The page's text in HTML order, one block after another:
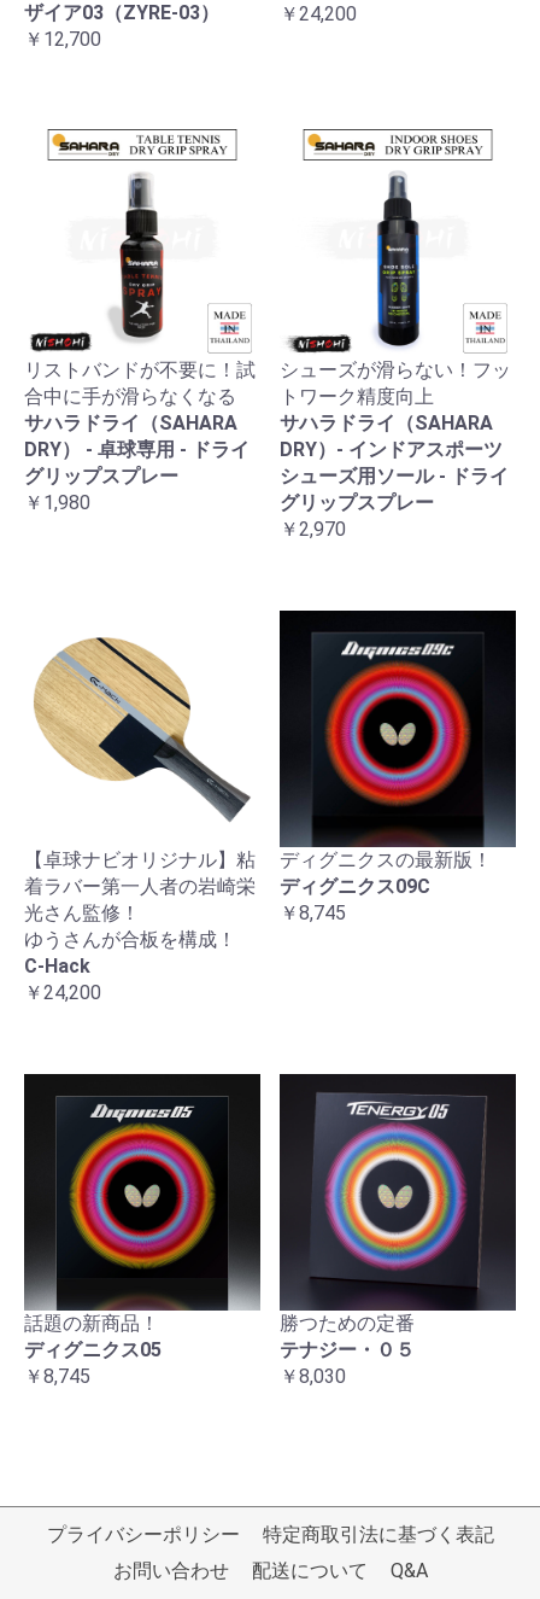
お買い物を続ける カートへ進む
ザイア03（ZYRE-03）
￥12,700
￥24,200
リストバンドが不要に！試
合中に手が滑らなくなる
サハラドライ（SAHARA
DRY） - 卓球専用 - ドライ
グリップスプレー
￥1,980
シューズが滑らない！フッ
トワーク精度向上
サハラドライ（SAHARA
DRY）- インドアスポーツ
シューズ用ソール - ドライ
グリップスプレー
￥2,970
【卓球ナビオリジナル】粘
着ラバー第一人者の岩崎栄
光さん監修！
ゆうさんが合板を構成！
C-Hack
￥24,200
ディグニクスの最新版！
ディグニクス09C
￥8,745
話題の新商品！
ディグニクス05
￥8,745
勝つための定番
テナジー・０５
￥8,030
プライバシーポリシー
特定商取引法に基づく表記
お問い合わせ
配送について Q&A